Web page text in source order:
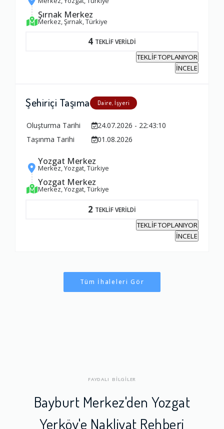
Şırnak Merkez
Merkez, Şırnak, Türkiye
4 TEKLİF VERİLDİ
TEKLİF TOPLANIYOR
İNCELE
Şehiriçi Taşıma Daire, İşyeri
Oluşturma Tarihi
24.07.2026 - 22:43:10
Taşınma Tarihi
01.08.2026
Yozgat Merkez
Merkez, Yozgat, Türkiye
Yozgat Merkez
Merkez, Yozgat, Türkiye
2 TEKLİF VERİLDİ
TEKLİF TOPLANIYOR
İNCELE
Tüm İhaleleri Gör
FAYDALI BİLGİLER
Bayburt Merkez'den Yozgat
Yerköy'e Nakliyat Rehberi